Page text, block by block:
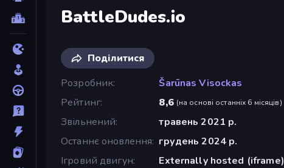
BattleDudes.io
Поділитися
Розробник
Šarūnas Visockas
Рейтинг
8,6 (на основі останніх 6 місяців)
Звільнений
травень 2021 р.
Останнє оновлення грудень 2024 р.
Ігровий двигун
Externally hosted (iframe)